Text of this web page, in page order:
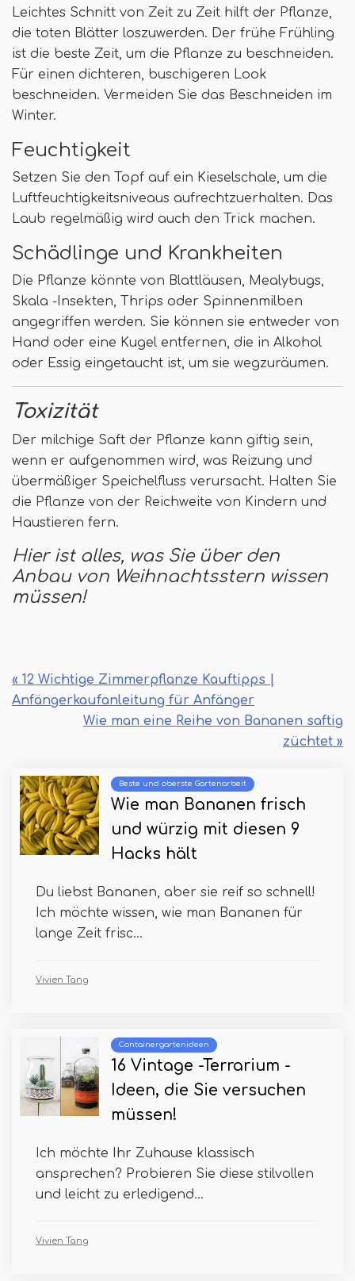
Leichtes Schnitt von Zeit zu Zeit hilft der Pflanze,
die toten Blätter loszuwerden. Der frühe Frühling
ist die beste Zeit, um die Pflanze zu beschneiden.
Für einen dichteren, buschigeren Look
beschneiden. Vermeiden Sie das Beschneiden im
Winter.
Feuchtigkeit
Setzen Sie den Topf auf ein Kieselschale, um die
Luftfeuchtigkeitsniveaus aufrechtzuerhalten. Das
Laub regelmäßig wird auch den Trick machen.
Schädlinge und Krankheiten
Die Pflanze könnte von Blattläusen, Mealybugs,
Skala -Insekten, Thrips oder Spinnenmilben
angegriffen werden. Sie können sie entweder von
Hand oder eine Kugel entfernen, die in Alkohol
oder Essig eingetaucht ist, um sie wegzuräumen.
Toxizität
Der milchige Saft der Pflanze kann giftig sein,
wenn er aufgenommen wird, was Reizung und
übermäßiger Speichelfluss verursacht. Halten Sie
die Pflanze von der Reichweite von Kindern und
Haustieren fern.
Hier ist alles, was Sie über den
Anbau von Weihnachtsstern wissen
müssen!
« 12 Wichtige Zimmerpflanze Kauftipps |
Anfängerkaufanleitung für Anfänger
Wie man eine Reihe von Bananen saftig
züchtet »
Beste und oberste Gartenarbeit
Wie man Bananen frisch
und würzig mit diesen 9
Hacks hält
Du liebst Bananen, aber sie reif so schnell!
Ich möchte wissen, wie man Bananen für
lange Zeit frisc...
Vivien Tang
Containergartenideen
16 Vintage -Terrarium -
Ideen, die Sie versuchen
müssen!
Ich möchte Ihr Zuhause klassisch
ansprechen? Probieren Sie diese stilvollen
und leicht zu erledigend...
Vivien Tang